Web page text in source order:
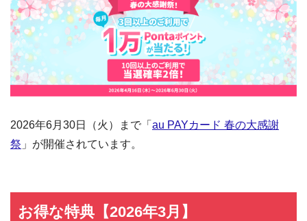
2026年6月30日（火）まで「 au PAYカード 春の大感謝
祭 」が開催されています。
お得な特典【2026年3月】